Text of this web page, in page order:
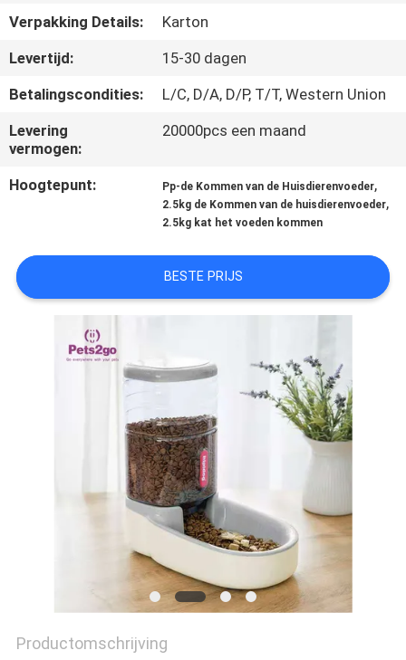
VERZOEK
OM
EEN
CITAAT
BLOG/NEWS
PRIVACY
POLICY
Verpakking Details:
Karton
Levertijd:
15-30 dagen
Betalingscondities:
L/C, D/A, D/P, T/T, Western Union
Levering
vermogen:
20000pcs een maand
Hoogtepunt: Pp-de Kommen van de Huisdierenvoeder,
2.5kg de Kommen van de huisdierenvoeder,
2.5kg kat het voeden kommen
BESTE PRIJS
Productomschrijving